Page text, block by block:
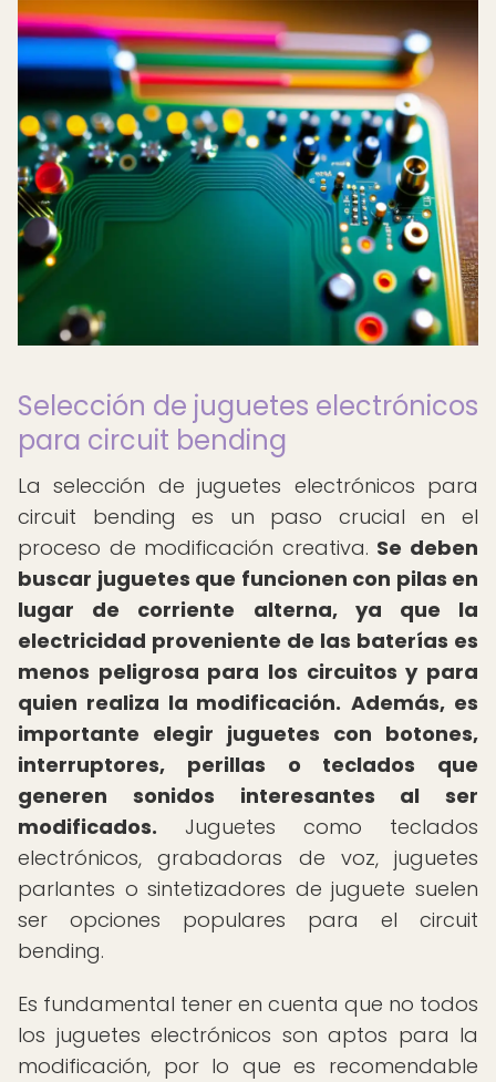
Selección de juguetes electrónicos
para circuit bending
La selección de juguetes electrónicos para
circuit bending es un paso crucial en el
proceso de modificación creativa. Se deben
buscar juguetes que funcionen con pilas en
lugar de corriente alterna, ya que la
electricidad proveniente de las baterías es
menos peligrosa para los circuitos y para
quien realiza la modificación. Además, es
importante elegir juguetes con botones,
interruptores, perillas o teclados que
generen sonidos interesantes al ser
modificados. Juguetes como teclados
electrónicos, grabadoras de voz, juguetes
parlantes o sintetizadores de juguete suelen
ser opciones populares para el circuit
bending.
Es fundamental tener en cuenta que no todos
los juguetes electrónicos son aptos para la
modificación, por lo que es recomendable